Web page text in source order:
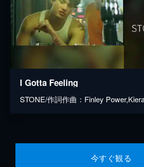
I Gotta Feeling
STONE/作詞作曲：Finley
今すぐ観る